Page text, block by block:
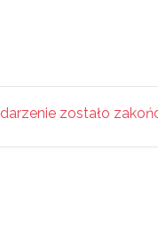
zostało